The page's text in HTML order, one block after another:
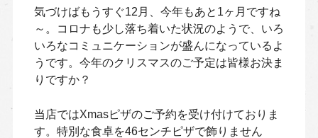
気づけばもうすぐ12月、今年もあと1ヶ月ですね
～。コロナも少し落ち着いた状況のようで、いろ
いろなコミュニケーションが盛んになっているよ
うです。今年のクリスマスのご予定は皆様お決ま
りですか？
当店ではXmasピザのご予約を受け付けておりま
す。特別な食卓を46センチピザで飾りません